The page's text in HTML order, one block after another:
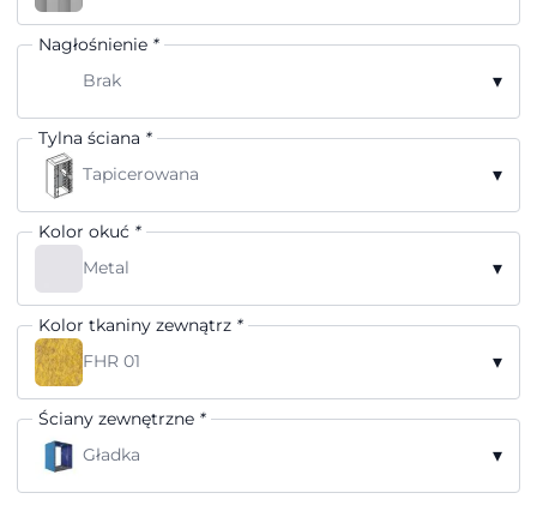
Nagłośnienie *
Brak
▾
Tylna ściana *
Tapicerowana
▾
Kolor okuć *
Metal
▾
Kolor tkaniny zewnątrz *
FHR 01
▾
Ściany zewnętrzne *
Gładka
▾